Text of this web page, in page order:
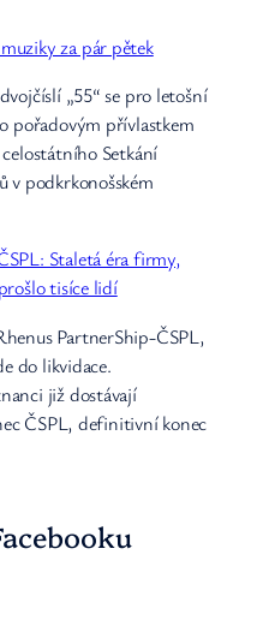
za pár pětek
„55“ se pro letošní
pořadovým přívlastkem
Setkání
v podkrkonošském
Staletá éra firmy,
tisíce lidí
PartnerShip-ČSPL,
do likvidace.
již dostávají
ČSPL, definitivní konec